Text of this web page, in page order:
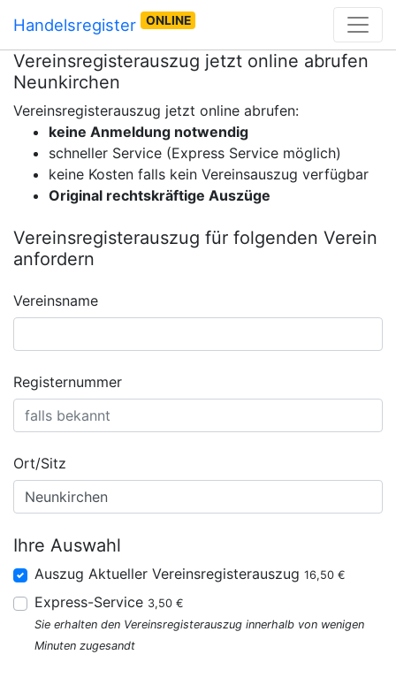
Handelsregister ONLINE
Vereinsregisterauszug jetzt online abrufen
Neunkirchen
Vereinsregisterauszug jetzt online abrufen:
keine Anmeldung notwendig
schneller Service (Express Service möglich)
keine Kosten falls kein Vereinsauszug verfügbar
Original rechtskräftige Auszüge
Vereinsregisterauszug für folgenden Verein
anfordern
Vereinsname
Registernummer
Ort/Sitz
Ihre Auswahl
Auszug Aktueller Vereinsregisterauszug 16,50 €
Express-Service 3,50 €
Sie erhalten den Vereinsregisterauszug innerhalb von wenigen
Minuten zugesandt